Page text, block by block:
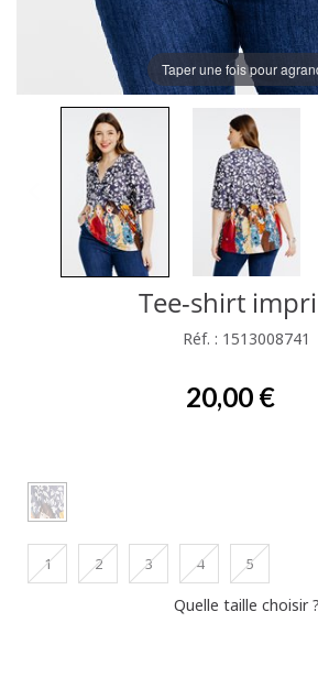
Taper une fois pour
Tee-shirt
Réf. : 1513008741
20,00 €
1 2 3 4 5
Quelle taille choisir ?